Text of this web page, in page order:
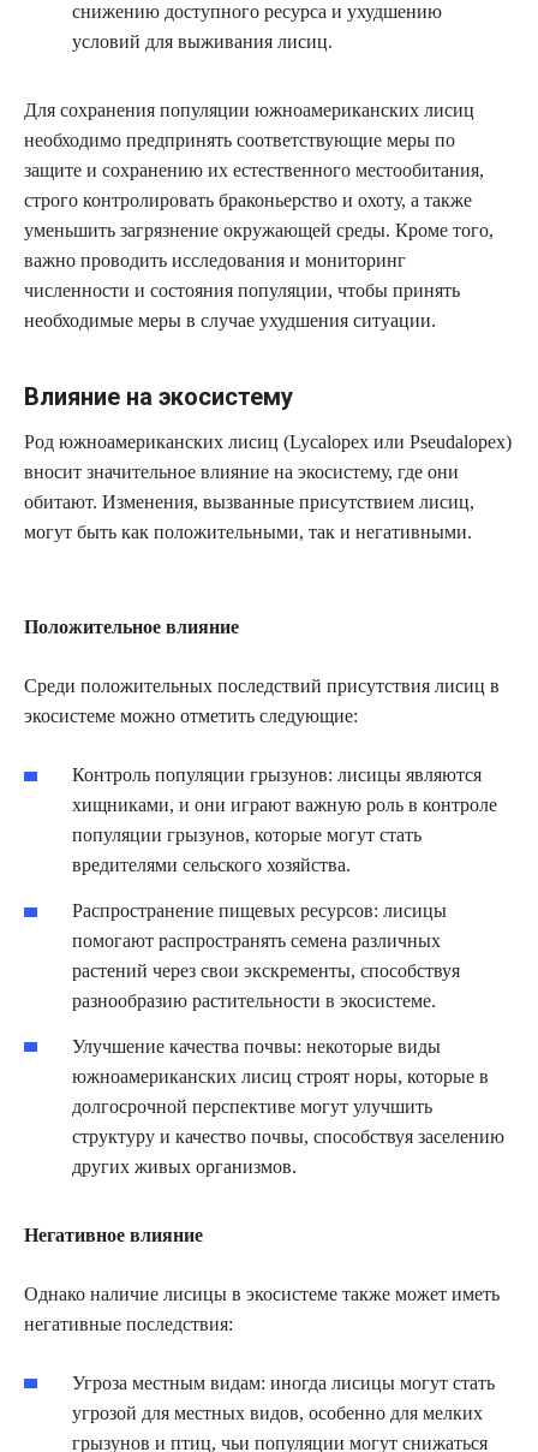
снижению доступного ресурса и ухудшению
условий для выживания лисиц.
Для сохранения популяции южноамериканских лисиц
необходимо предпринять соответствующие меры по
защите и сохранению их естественного местообитания,
строго контролировать браконьерство и охоту, а также
уменьшить загрязнение окружающей среды. Кроме того,
важно проводить исследования и мониторинг
численности и состояния популяции, чтобы принять
необходимые меры в случае ухудшения ситуации.
Влияние на экосистему
Род южноамериканских лисиц (Lycalopex или Pseudalopex)
вносит значительное влияние на экосистему, где они
обитают. Изменения, вызванные присутствием лисиц,
могут быть как положительными, так и негативными.
Положительное влияние
Среди положительных последствий присутствия лисиц в
экосистеме можно отметить следующие:
Контроль популяции грызунов: лисицы являются
хищниками, и они играют важную роль в контроле
популяции грызунов, которые могут стать
вредителями сельского хозяйства.
Распространение пищевых ресурсов: лисицы
помогают распространять семена различных
растений через свои экскременты, способствуя
разнообразию растительности в экосистеме.
Улучшение качества почвы: некоторые виды
южноамериканских лисиц строят норы, которые в
долгосрочной перспективе могут улучшить
структуру и качество почвы, способствуя заселению
других живых организмов.
Негативное влияние
Однако наличие лисицы в экосистеме также может иметь
негативные последствия:
Угроза местным видам: иногда лисицы могут стать
угрозой для местных видов, особенно для мелких
грызунов и птиц, чьи популяции могут снижаться